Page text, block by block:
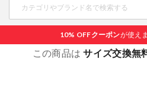
10% OFFクーポンが使え
この商品はサイズ交換無